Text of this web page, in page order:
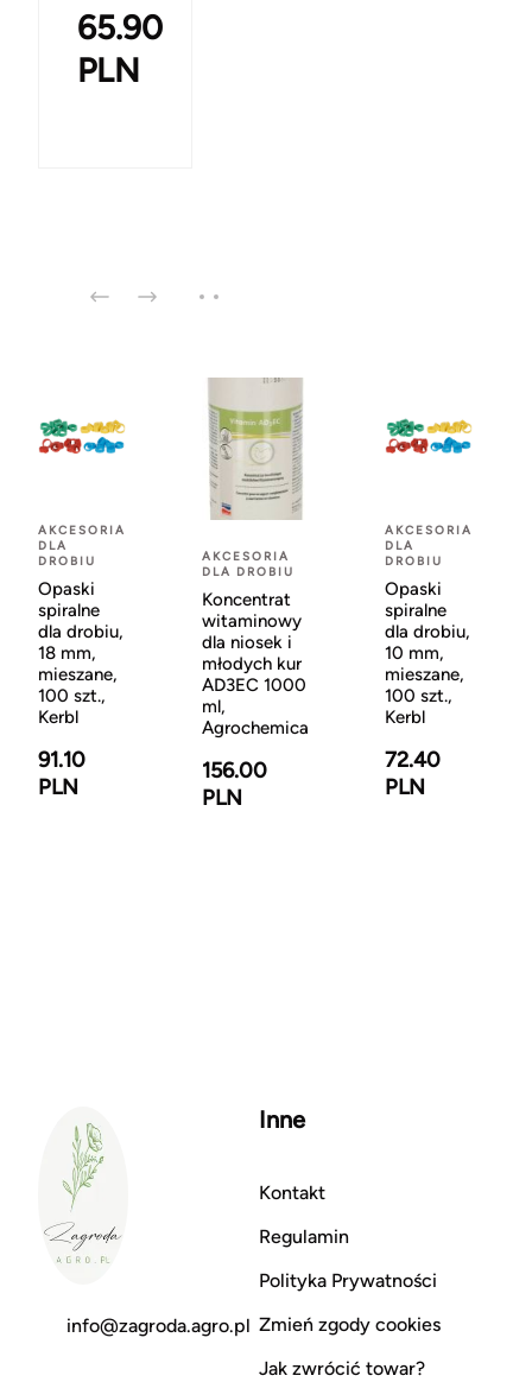
65.90
PLN
AKCESORIA
DLA
DROBIU
Opaski
spiralne
dla drobiu,
18 mm,
mieszane,
100 szt.,
Kerbl
91.10
PLN
AKCESORIA
DLA DROBIU
Koncentrat
witaminowy
dla niosek i
młodych kur
AD3EC 1000
ml,
Agrochemica
156.00
PLN
AKCESORIA
DLA
DROBIU
Opaski
spiralne
dla drobiu,
10 mm,
mieszane,
100 szt.,
Kerbl
72.40
PLN
info@zagroda.agro.pl
Inne
Kontakt
Regulamin
Polityka Prywatności
Zmień zgody cookies
Jak zwrócić towar?